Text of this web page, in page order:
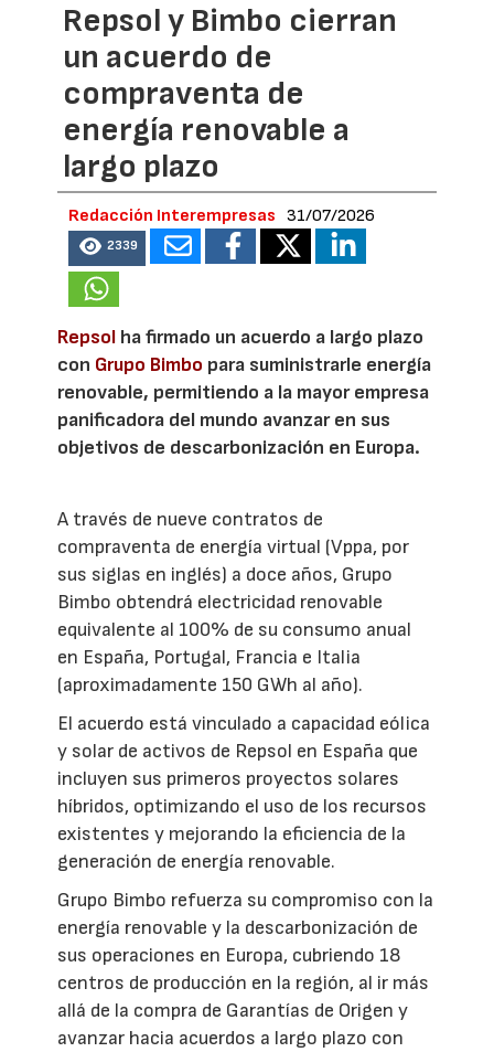
Repsol y Bimbo cierran
un acuerdo de
compraventa de
energía renovable a
largo plazo
Redacción Interempresas 31/07/2026
2339
Repsol ha firmado un acuerdo a largo plazo
con Grupo Bimbo para suministrarle energía
renovable, permitiendo a la mayor empresa
panificadora del mundo avanzar en sus
objetivos de descarbonización en Europa.
A través de nueve contratos de
compraventa de energía virtual (Vppa, por
sus siglas en inglés) a doce años, Grupo
Bimbo obtendrá electricidad renovable
equivalente al 100% de su consumo anual
en España, Portugal, Francia e Italia
(aproximadamente 150 GWh al año).
El acuerdo está vinculado a capacidad eólica
y solar de activos de Repsol en España que
incluyen sus primeros proyectos solares
híbridos, optimizando el uso de los recursos
existentes y mejorando la eficiencia de la
generación de energía renovable.
Grupo Bimbo refuerza su compromiso con la
energía renovable y la descarbonización de
sus operaciones en Europa, cubriendo 18
centros de producción en la región, al ir más
allá de la compra de Garantías de Origen y
avanzar hacia acuerdos a largo plazo con